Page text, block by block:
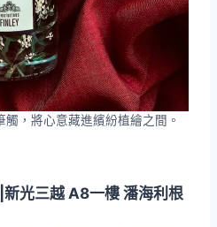
，將心意藏進繽紛植繪之間。
光三越 A8一樓 潘海利根